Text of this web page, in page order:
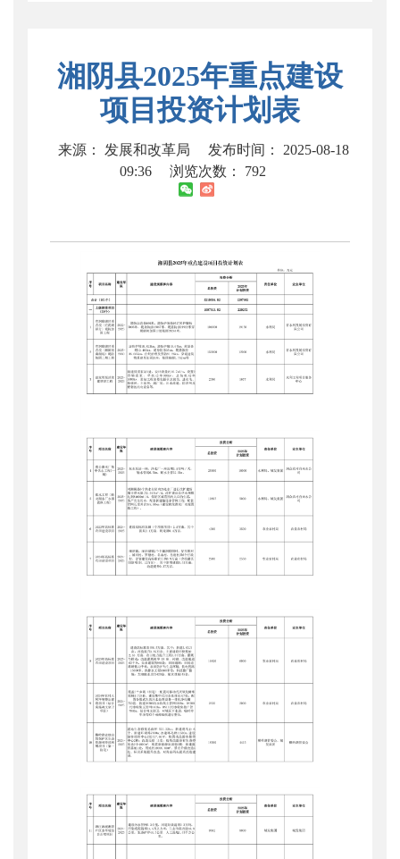
湘阴县2025年重点建设
项目投资计划表
来源： 发展和改革局
发布时间： 2025-08-18
09:36
浏览次数： 792